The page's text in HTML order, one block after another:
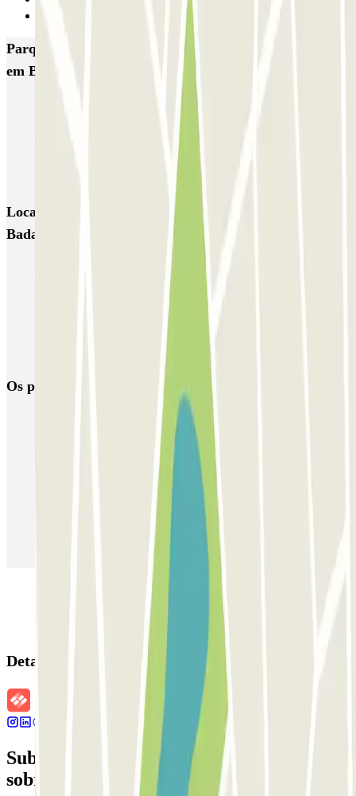
Parques de estacionamento com melhor classificação
em Barcelona
NN Borrell
Torre Nuñez i Navarro
BSM Flos i Calcat
Locais e eventos interessantes próximos de BSM
Badajoz
Dirigindo pela Zona de Baixas Emissões (ZBE)
Reservar parque de estacionamento em Aeroporto de Barcelona-El
Parque de estacionamento perto do Terminal 2 do Aeroporto de
Os parques de estacionamento mais reservados
Estacionamento em Lisboa
Estacionamento em Veneza Estacionamento em Sevilha
Estacionamento em Madrid
Estacionamento em Aeroporto de Adolfo Suárez Madrid–Barajas
Detalhes da reserva
Subscreva a nossa newsletter e saiba mais
sobre descontos, sorteios e muitas outras